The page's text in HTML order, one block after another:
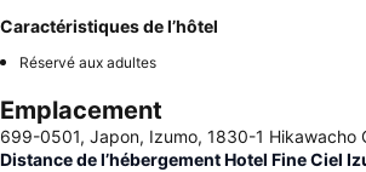
Caractéristiques de l’hôtel
Réservé aux adultes
Emplacement
699-0501, Japon, Izumo, 1830-1 Hikawacho
Distance de l’hébergement Hotel Fine Ciel